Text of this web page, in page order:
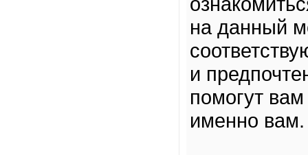
на данный
и
помогут
именно вам.